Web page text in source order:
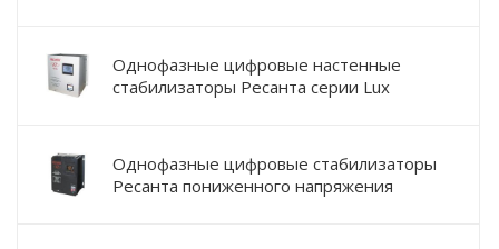
Однофазные цифровые настенные
стабилизаторы Ресанта серии Lux
Однофазные цифровые стабилизаторы
Ресанта пониженного напряжения